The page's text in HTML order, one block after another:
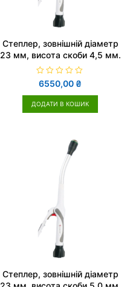
Cтеплер, зовнішній діаметр
23 мм, висота скоби 4,5 мм.
О
ц
і
н
6550,00 ₴
ДОДАТИ В КОШИК
Cтеплер, зовнішній діаметр